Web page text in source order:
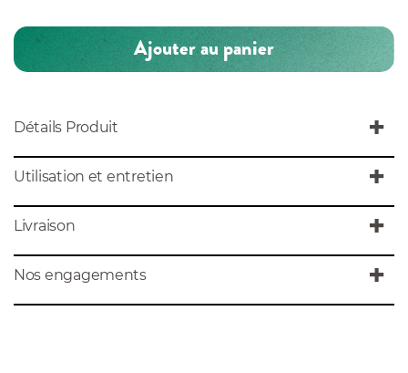
Ajouter au panier
Détails Produit
Utilisation et entretien
Livraison
Nos engagements